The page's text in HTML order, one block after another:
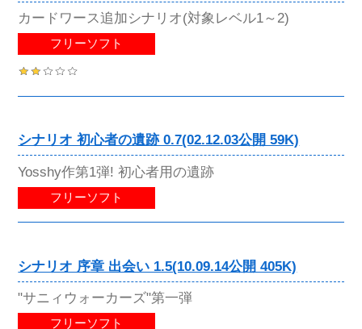
カードワース追加シナリオ(対象レベル1～2)
フリーソフト
シナリオ 初心者の遺跡 0.7(02.12.03公開 59K)
Yosshy作第1弾! 初心者用の遺跡
フリーソフト
シナリオ 序章 出会い 1.5(10.09.14公開 405K)
"サニィウォーカーズ"第一弾
フリーソフト